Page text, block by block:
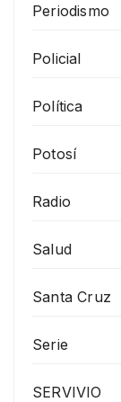
Periodismo
Policial
Política
Potosí
Radio
Salud
Santa Cruz
Serie
SERVIVIO